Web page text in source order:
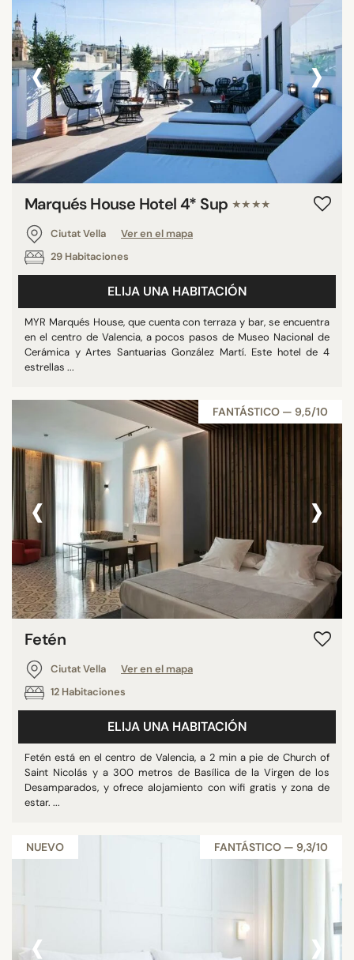
‹ ›
Marqués House Hotel 4* Sup ★★★★
Ciutat Vella
Ver en el mapa
29 Habitaciones
ELIJA UNA HABITACIÓN
MYR Marqués House, que cuenta con terraza y bar, se encuentra
en el centro de Valencia, a pocos pasos de Museo Nacional de
Cerámica y Artes Santuarias González Martí. Este hotel de 4
estrellas ...
FANTÁSTICO — 9,5/10
‹ ›
Fetén
Ciutat Vella
Ver en el mapa
12 Habitaciones
ELIJA UNA HABITACIÓN
Fetén está en el centro de Valencia, a 2 min a pie de Church of
Saint Nicolás y a 300 metros de Basílica de la Virgen de los
Desamparados, y ofrece alojamiento con wifi gratis y zona de
estar. ...
NUEVO FANTÁSTICO — 9,3/10